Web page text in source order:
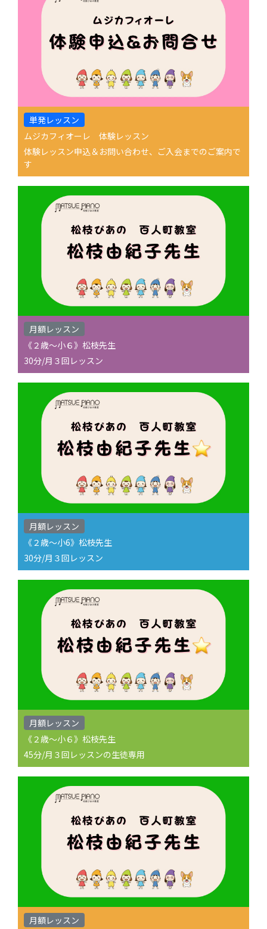
単発レッスン
ムジカフィオーレ 体験レッスン
体験レッスン申込＆お問い合わせ、ご入会までのご案内で
す
月額レッスン
《２歳〜小６》松枝先生
30分/月３回レッスン
月額レッスン
《２歳〜小6》松枝先生
30分/月３回レッスン
月額レッスン
《２歳〜小６》松枝先生
45分/月３回レッスンの生徒専用
月額レッスン